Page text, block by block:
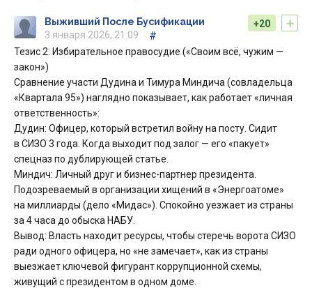
+
+20
Выживший После Бусификации
3 января 2026, 21:09
#
Тезис 2: Избирательное правосудие («Своим всё, чужим —
закон»)
Сравнение участи Дудина и Тимура Миндича (совладельца
«Квартала 95») наглядно показывает, как работает «личная
ответственность»:
Дудин: Офицер, который встретил войну на посту. Сидит
в СИЗО 3 года. Когда выходит под залог — его «пакует»
спецназ по дублирующей статье.
Миндич: Личный друг и бизнес-партнер президента.
Подозреваемый в организации хищений в «Энергоатоме»
на миллиарды (дело «Мидас»). Спокойно уезжает из страны
за 4 часа до обыска НАБУ.
Вывод: Власть находит ресурсы, чтобы стеречь ворота СИЗО
ради одного офицера, но «не замечает», как из страны
выезжает ключевой фигурант коррупционной схемы,
живущий с президентом в одном доме.